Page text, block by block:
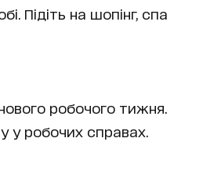
Підіть на шопінг, спа
робочого тижня.
у робочих справах.